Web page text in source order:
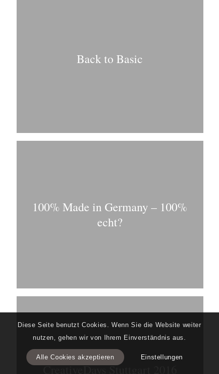
Back to Basic
100% Made in Germany – 100%
echt?
CreativeDays Stuttgart 2016
Diese Seite benutzt Cookies. Wenn Sie die Website weiter
nutzen, gehen wir von Ihrem Einverständnis aus.
Alle Cookies akzeptieren Einstellungen